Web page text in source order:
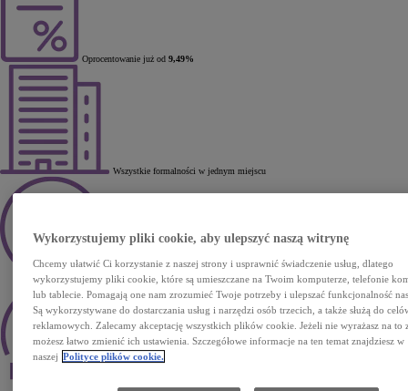
Oprocentowanie już od 9,49%
Wszystkie formalności w jednym miejscu
Decyzja kredytowa w ciągu godziny
Wykorzystujemy pliki cookie, aby ulepszyć naszą witrynę
Chcemy ułatwić Ci korzystanie z naszej strony i usprawnić świadczenie usług, dlatego
wykorzystujemy pliki cookie, które są umieszczane na Twoim komputerze, telefonie
lub tablecie. Pomagają one nam zrozumieć Twoje potrzeby i ulepszać funkcjonalność
Są wykorzystywane do dostarczania usług i narzędzi osób trzecich, a także służą do
reklamowych. Zalecamy akceptację wszystkich plików cookie. Jeżeli nie wyrażasz na to
możesz łatwo zmienić ich ustawienia. Szczegółowe informacje na ten temat znajdziesz w
naszej Polityce plików cookie.